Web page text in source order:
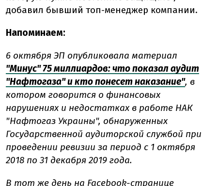
добавил бывший топ-менеджер компании.
Напоминаем:
6 октября ЭП опубликовала материал
"Минус" 75 миллиардов: что показал аудит
"Нафтогаза" и кто понесет наказание", в
котором говорится о финансовых
нарушениях и недостатках в работе НАК
"Нафтогаз Украины", обнаруженных
Государственной аудиторской службой при
проведении ревизии за период с 1 октября
2018 по 31 декабря 2019 года.
В тот же день на Facebook-странице